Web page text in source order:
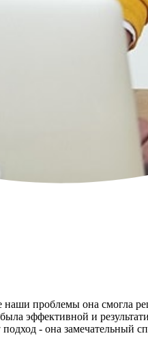
проблемы она смогла
эффективной и
- она замечательный